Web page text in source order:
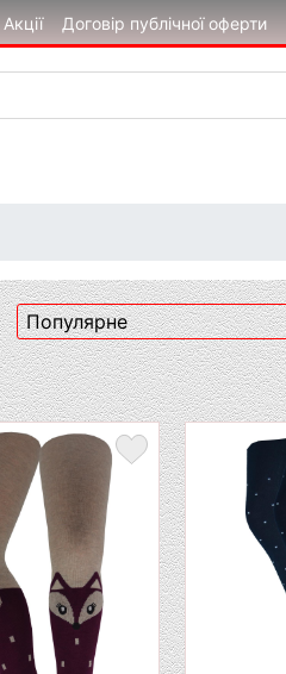
Акції Договір публічної оферти